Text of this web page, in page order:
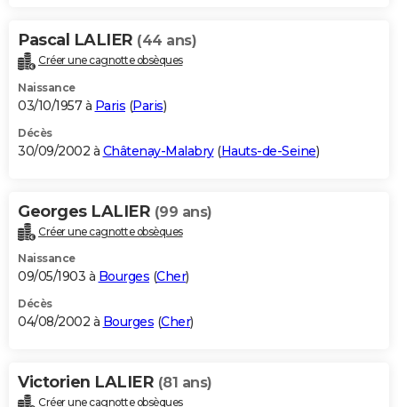
Pascal LALIER (44 ans)
Créer une cagnotte obsèques
Naissance
03/10/1957 à Paris (Paris)
Décès
30/09/2002 à Châtenay-Malabry(Hauts-de-Seine)
Georges LALIER (99 ans)
Créer une cagnotte obsèques
Naissance
09/05/1903 à Bourges (Cher)
Décès
04/08/2002 à Bourges (Cher)
Victorien LALIER (81 ans)
Créer une cagnotte obsèques